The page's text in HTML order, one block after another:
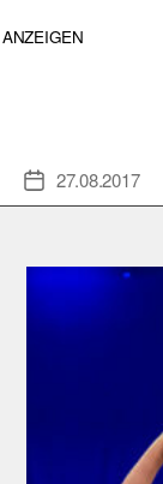
ANZEIGEN
27.08.2017